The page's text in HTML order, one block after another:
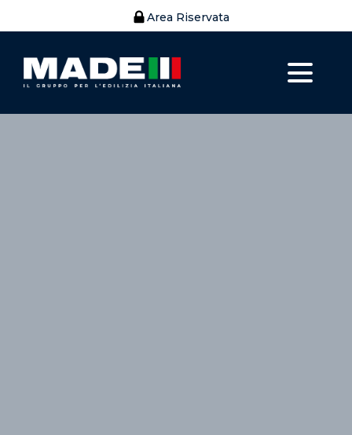
Area Riservata